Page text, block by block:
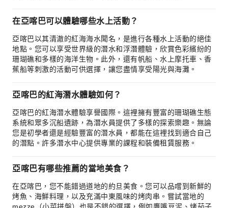
在亞喀巴可以體驗哪些水上活動？
亞喀巴以其清澈的紅海海水聞名，是進行各種水上活動的絕佳
地點。您可以享受世界級的潛水和浮潛體驗，欣賞色彩繽紛的
珊瑚礁和多樣的海洋生物。此外，還有帆船、水上摩托車、香
蕉船等刺激的活動可供選擇，讓您盡情享受陽光與海灘。
亞喀巴的紅海潛水體驗如何？
亞喀巴的紅海潛水體驗享譽國際。這裡擁有豐富的珊瑚礁生態
系統和眾多沉船遺跡，為潛水員提供了多樣的探索樂趣。無論
您是初學者還是經驗豐富的潛水員，都能在這裡找到適合自己
的潛點。許多潛水中心提供專業的課程和裝備租賃服務。
亞喀巴有哪些推薦的當地美食？
在亞喀巴，您不能錯過道地的約旦美食。您可以品嚐到新鮮的
烤魚、海鮮料理，以及充滿中東風味的烤肉串。嘗試當地的